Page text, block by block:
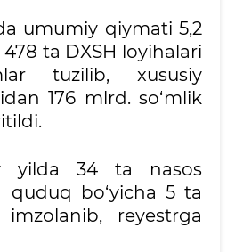
umumiy qiymati 5,2
ta DXSH loyihalari
tuzilib, xususiy
176 mlrd. so‘mlik
yilda 34 ta nasos
quduq bo‘yicha 5 ta
reyestrga